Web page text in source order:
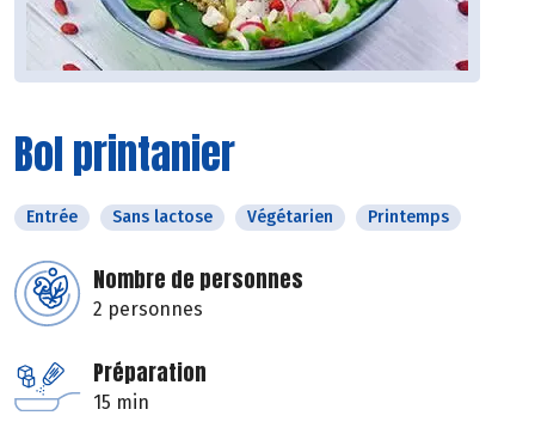
Bol printanier
Entrée Sans lactose Végétarien Printemps
Nombre de personnes
2 personnes
Préparation
15 min